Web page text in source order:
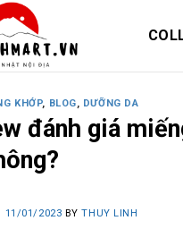
KHỚP, BLOG, DƯỠNG DA
đánh giá
11/01/2023 BYTHUY LINH